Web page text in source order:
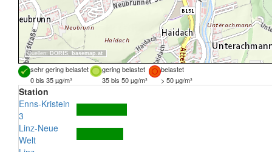
Quellen: DORIS, basemap.at
sehr gering belastet gering belastet
belastet
0 bis 35 µg/m³
35 bis 50 µg/m³ > 50 µg/m³
Station
Enns-Kristein
3
Linz-Neue
Welt